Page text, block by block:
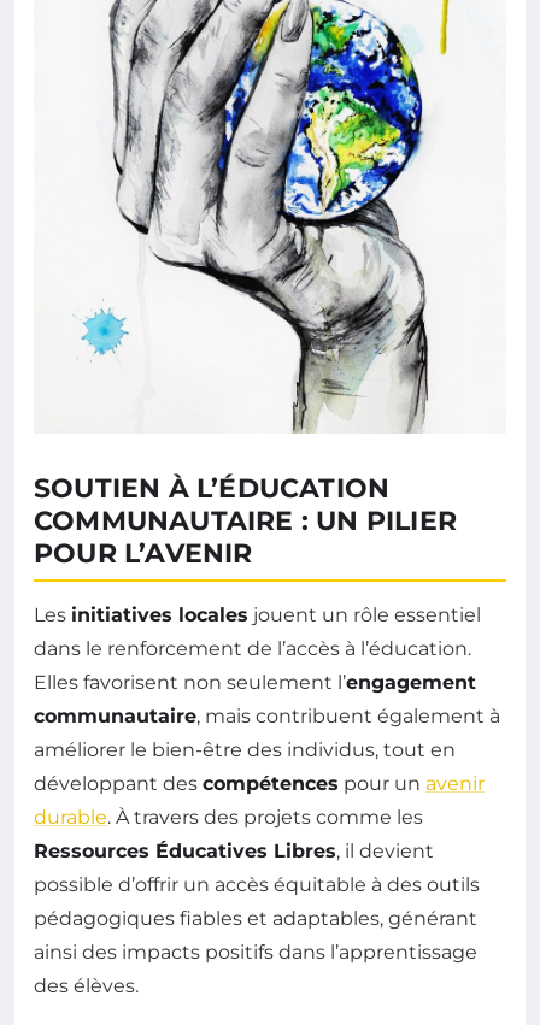
SOUTIEN À L’ÉDUCATION
COMMUNAUTAIRE : UN PILIER
POUR L’AVENIR
Les initiatives locales jouent un rôle essentiel
dans le renforcement de l’accès à l’éducation.
Elles favorisent non seulement l’engagement
communautaire, mais contribuent également à
améliorer le bien-être des individus, tout en
développant des compétences pour un avenir
durable. À travers des projets comme les
Ressources Éducatives Libres, il devient
possible d’offrir un accès équitable à des outils
pédagogiques fiables et adaptables, générant
ainsi des impacts positifs dans l’apprentissage
des élèves.